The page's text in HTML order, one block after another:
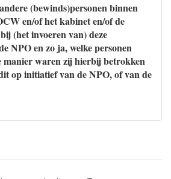
(bewinds)personen binnen
en/of het kabinet en/of de
(het invoeren van) deze
NPO en zo ja, welke personen
manier waren zij hierbij betrokken
op initiatief van de NPO, of van de